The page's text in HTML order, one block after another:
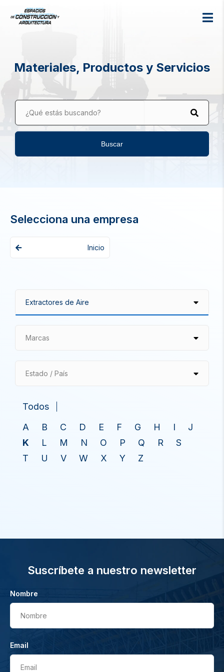
Materiales, Productos y Servicios
¿Qué estás buscando?
Buscar
Selecciona una empresa
Inicio
Marcas
Estado / País
Todos
A
B C D E F G H I
J
K
L M N O P Q R
S
T
U V W X Y Z
Suscríbete a nuestro newsletter
Nombre
Nombre
Email
Email